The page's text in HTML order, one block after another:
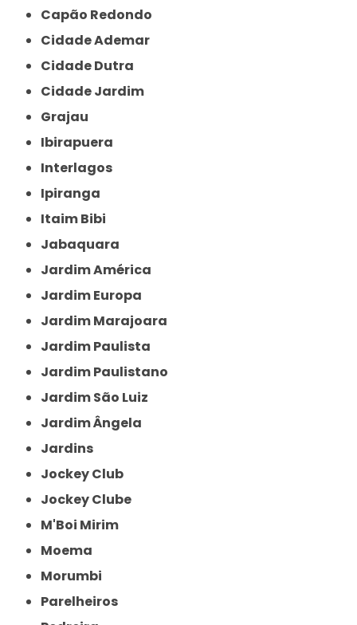
Capão Redondo
Cidade Ademar
Cidade Dutra
Cidade Jardim
Grajau
Ibirapuera
Interlagos
Ipiranga
Itaim Bibi
Jabaquara
Jardim América
Jardim Europa
Jardim Marajoara
Jardim Paulista
Jardim Paulistano
Jardim São Luiz
Jardim Ângela
Jardins
Jockey Club
Jockey Clube
M'Boi Mirim
Moema
Morumbi
Parelheiros